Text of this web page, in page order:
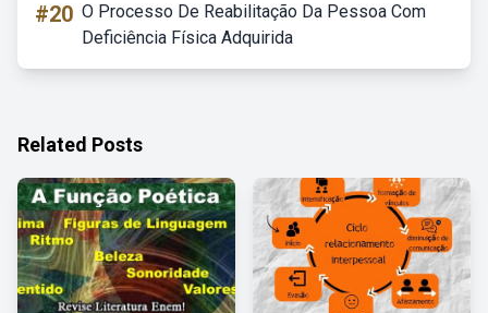
#20 O Processo De Reabilitação Da Pessoa Com
Deficiência Física Adquirida
Related Posts